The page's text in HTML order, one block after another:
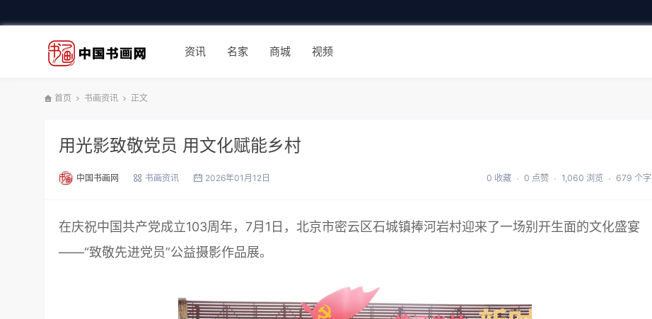
资讯 名家 商城 视频
首页 书画资讯 正文
用光影致敬党员 用文化赋能乡村
中国书画网 书画资讯 2026年01月12日 0 收藏 0 点赞 1,060 浏览 679 个字
在庆祝中国共产党成立103周年，7月1日，北京市密云区石城镇捧河岩村迎来了一场别开生面的文化盛宴
——“致敬先进党员”公益摄影作品展。